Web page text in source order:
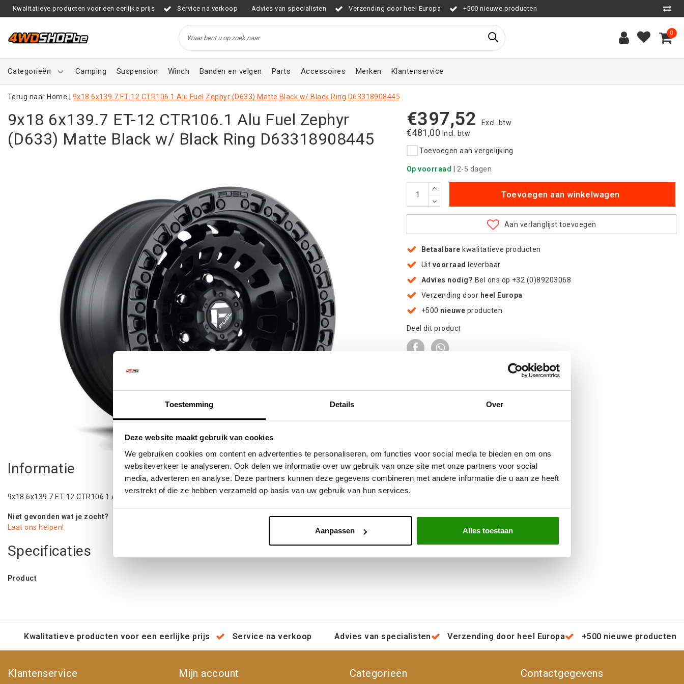
Toestemming Details Over
Deze website maakt gebruik van cookies
We gebruiken cookies om content en advertenties te personaliseren, om functies voor social media te bieden en om ons
websiteverkeer te analyseren. Ook delen we informatie over uw gebruik van onze site met onze partners voor social
media, adverteren en analyse. Deze partners kunnen deze gegevens combineren met andere informatie die u aan ze heeft
verstrekt of die ze hebben verzameld op basis van uw gebruik van hun services.
Aanpassen Alles toestaan
Kwalitatieve producten voor een eerlijke prijs Service na verkoop Advies van specialisten Verzending door heel Europa +500 nieuwe producten
0
Categorieën Camping Suspension Winch Banden en velgen Parts Accessoires Merken Klantenservice
Terug naar Home 9x18 6x139.7 ET-12 CTR106.1 Alu Fuel Zephyr (D633) Matte Black w/ Black Ring D63318908445
9x18 6x139.7 ET-12 CTR106.1 Alu Fuel Zephyr
(D633) Matte Black w/ Black Ring D63318908445
€397,52 Excl. btw
€481,00 Incl. btw
Toevoegen aan vergelijking
Op voorraad 2-5 dagen
Toevoegen aan winkelwagen
Aan verlanglijst toevoegen
Betaalbare kwalitatieve producten
Uit voorraad
leverbaar
Advies nodig? Bel ons op +32 (0)89203068
Verzending door heel Europa
+500 nieuwe producten
Deel dit product
Informatie
9x18 6x139.7 ET-12 CTR106.1 Alu Fuel Zephyr (D633) Matte Black w/ Black Ring D63318908445
Niet gevonden wat je zocht?
Laat ons helpen!
Specificaties
Product
Kwalitatieve producten voor een eerlijke prijs Service na verkoop Advies van specialisten Verzending door heel Europa +500 nieuwe producten
Klantenservice Mijn account Categorieën Contactgegevens